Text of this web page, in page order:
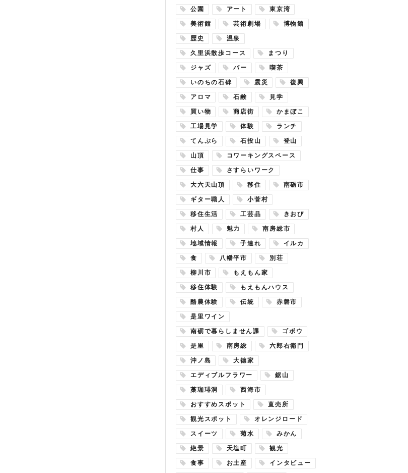
公園 アート 東京湾
美術館 芸術劇場 博物館
歴史 温泉
久里浜散歩コース まつり
ジャズ バー 喫茶
いのちの石碑 震災 復興
アロマ 石鹸 見学
買い物 商店街 かまぼこ
工場見学 体験 ランチ
てんぷら 石投山 登山
山頂 コワーキングスペース
仕事 さすらいワーク
大六天山頂 移住 南砺市
ギター職人 小菅村
移住生活 工芸品 きおび
村人 魅力 南房総市
地域情報 子連れ イルカ
食 八幡平市 別荘
柳川市 もえもん家
移住体験 もえもんハウス
酪農体験 伝統 赤磐市
是里ワイン
南砺で暮らしません課 ゴボウ
是里 南房総 六郎右衛門
沖ノ島 大徳家
エディブルフラワー 鋸山
藁珈琲洞 西海市
おすすめスポット 直売所
観光スポット オレンジロード
スイーツ 菊水 みかん
絶景 天塩町 観光
食事 お土産 インタビュー